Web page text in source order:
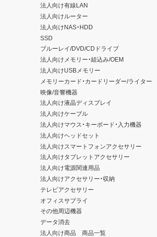
法人向け有線LAN
法人向けルーター
法人向けNAS・HDD
SSD
ブルーレイ/DVD/CDドライブ
法人向けメモリー・組込み/OEM
法人向けUSBメモリー
メモリーカード・カードリーダー/ライター
映像/音響機器
法人向け液晶ディスプレイ
法人向けケーブル
法人向けマウス・キーボード・入力機器
法人向けヘッドセット
法人向けスマートフォンアクセサリー
法人向けタブレットアクセサリー
法人向け電源関連用品
法人向けアクセサリー・収納
テレビアクセサリー
オフィスサプライ
その他周辺機器
データ消去
法人向け商品 商品一覧